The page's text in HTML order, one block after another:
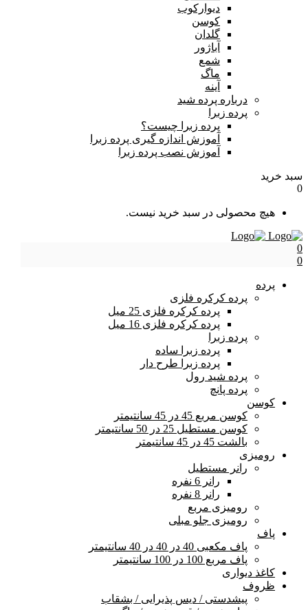
دیوارکوب
کوسن
گلدان
آباژور
شمع
ماگ
آینه
درباره پرده شید
پرده زبرا
پرده زبرا چیست؟
آموزش اندازه گیری پرده زبرا
آموزش نصب پرده زبرا
سبد خرید
0
هیچ محصولی در سبد خرید نیست.
0
0
پرده
پرده کرکره فلزی
پرده کرکره فلزی 25 میل
پرده کرکره فلزی 16 میل
پرده زبرا
پرده زبرا ساده
پرده زبرا طرح دار
پرده شید رول
پرده پانچ
کوسن
کوسن مربع 45 در 45 سانتیمتر
کوسن مستطیل 25 در 50 سانتیمتر
بالشت 45 در 45 سانتیمتر
رومیزی
رانر مستطیل
رانر 6 نفره
رانر 8 نفره
رومیزی مربع
رومیزی جلو مبلی
پاف
پاف مکعبی 40 در 40 در 40 سانتیمتر
پاف مربع 100 در 100 سانتیمتر
کاغذ دیواری
ظروف
پیشدستی / دیس پذیرایی / بشقاب